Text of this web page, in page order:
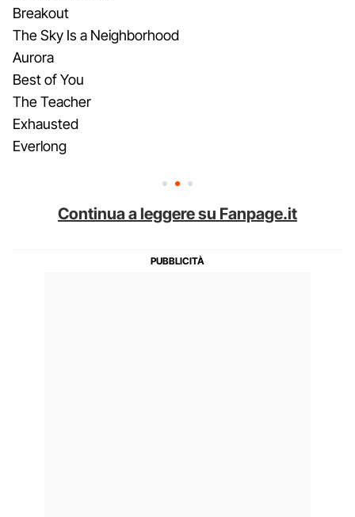
Breakout
The Sky Is a Neighborhood
Aurora
Best of You
The Teacher
Exhausted
Everlong
Continua a leggere su Fanpage.it